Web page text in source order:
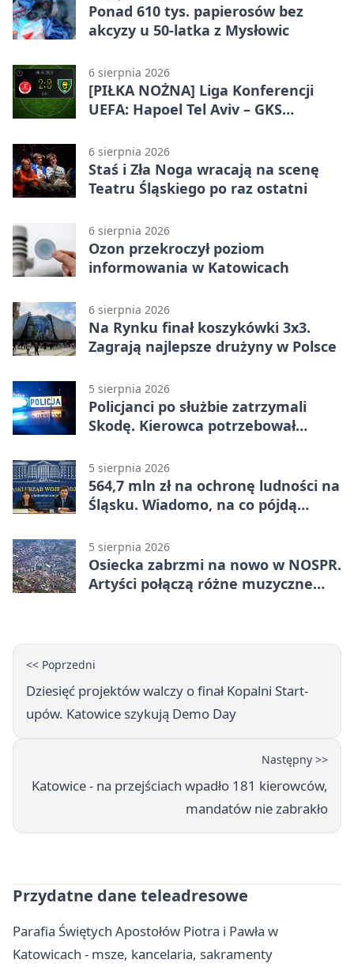
Ponad 610 tys. papierosów bez
akcyzy u 50-latka z Mysłowic
6 sierpnia 2026
[PIŁKA NOŻNA] Liga Konferencji
UEFA: Hapoel Tel Aviv – GKS
rundy kwalifikacyjnej
6 sierpnia 2026
Staś i Zła Noga wracają na scenę
Teatru Śląskiego po raz ostatni
6 sierpnia 2026
Ozon przekroczył poziom
informowania w Katowicach
6 sierpnia 2026
Na Rynku finał koszykówki 3x3.
Zagrają najlepsze drużyny w Polsce
5 sierpnia 2026
Policjanci po służbie zatrzymali
Skodę. Kierowca potrzebował
5 sierpnia 2026
564,7 mln zł na ochronę ludności na
Śląsku. Wiadomo, na co pójdą
5 sierpnia 2026
Osiecka zabrzmi na nowo w NOSPR.
Artyści połączą różne muzyczne
<< Poprzedni
Dziesięć projektów walczy o finał Kopalni Start-
upów. Katowice szykują Demo Day
Następny >>
Katowice - na przejściach wpadło 181 kierowców,
mandatów nie zabrakło
Przydatne dane teleadresowe
Parafia Świętych Apostołów Piotra i Pawła w
Katowicach - msze, kancelaria, sakramenty